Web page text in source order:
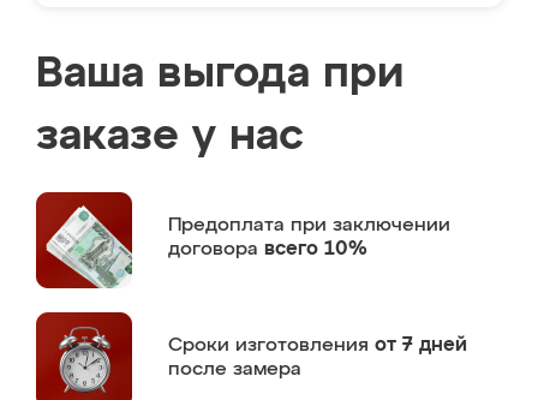
Ваша выгода при
заказе у нас
Предоплата при заключении
договора всего 10%
Сроки изготовления от 7 дней
после замера